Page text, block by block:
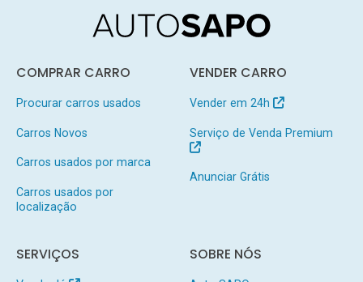
COMPRAR CARRO
Procurar carros usados
Carros Novos
Carros usados por marca
Carros usados por
localização
VENDER CARRO
Vender em 24h
Serviço de Venda Premium
Anunciar Grátis
SERVIÇOS SOBRE NÓS